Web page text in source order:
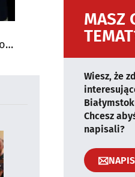
MASZ
Wiesz, że
Chcesz
napisali?